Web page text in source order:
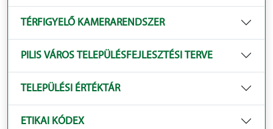
TÉRFIGYELŐ KAMERARENDSZER
PILIS VÁROS TELEPÜLÉSFEJLESZTÉSI TERVE
TELEPÜLÉSI ÉRTÉKTÁR
ETIKAI KÓDEX